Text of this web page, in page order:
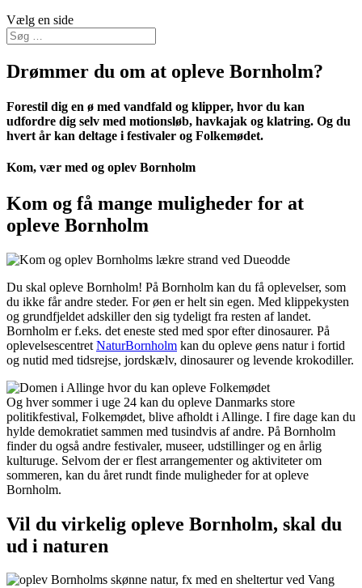
Vælg en side
Drømmer du om at opleve Bornholm?
Forestil dig en ø med vandfald og klipper, hvor du kan
udfordre dig selv med motionsløb, havkajak og klatring. Og du
hvert år kan deltage i festivaler og Folkemødet.
Kom, vær med og oplev Bornholm
Kom og få mange muligheder for at
opleve Bornholm
Du skal opleve Bornholm! På Bornholm kan du få oplevelser, som
du ikke får andre steder. For øen er helt sin egen. Med klippekysten
og grundfjeldet adskiller den sig tydeligt fra resten af landet.
Bornholm er f.eks. det eneste sted med spor efter dinosaurer. På
oplevelsescentret NaturBornholm kan du opleve øens natur i fortid
og nutid med tidsrejse, jordskælv, dinosaurer og levende krokodiller.
Og hver sommer i uge 24 kan du opleve Danmarks store
politikfestival, Folkemødet, blive afholdt i Allinge. I fire dage kan du
hylde demokratiet sammen med tusindvis af andre. På Bornholm
finder du også andre festivaler, museer, udstillinger og en årlig
kulturuge. Selvom der er flest arrangementer og aktiviteter om
sommeren, kan du året rundt finde muligheder for at opleve
Bornholm.
Vil du virkelig opleve Bornholm, skal du
ud i naturen